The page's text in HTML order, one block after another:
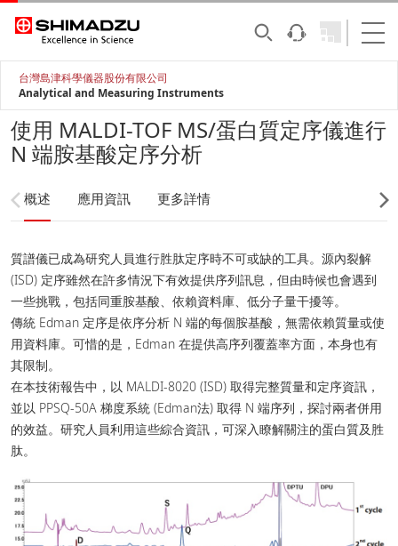
台灣島津科學儀器股份有限公司
Analytical and Measuring Instruments
使用 MALDI-TOF MS/蛋白質定序儀進行
N 端胺基酸定序分析
概述 應用資訊 更多詳情
質譜儀已成為研究人員進行胜肽定序時不可或缺的工具。源內裂解
(ISD) 定序雖然在許多情況下有效提供序列訊息，但由時候也會遇到
一些挑戰，包括同重胺基酸、依賴資料庫、低分子量干擾等。
傳統 Edman 定序是依序分析 N 端的每個胺基酸，無需依賴質量或使
用資料庫。可惜的是，Edman 在提供高序列覆蓋率方面，本身也有
其限制。
在本技術報告中，以 MALDI-8020 (ISD) 取得完整質量和定序資訊，
並以 PPSQ-50A 梯度系統 (Edman法) 取得 N 端序列，探討兩者併用
的效益。研究人員利用這些綜合資訊，可深入瞭解關注的蛋白質及胜
肽。